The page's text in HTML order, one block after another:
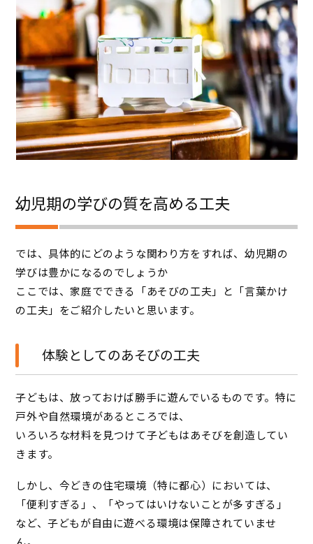
幼児期の学びの質を高める工夫
では、具体的にどのような関わり方をすれば、幼児期の
学びは豊かになるのでしょうか
ここでは、家庭でできる「あそびの工夫」と「言葉かけ
の工夫」をご紹介したいと思います。
体験としてのあそびの工夫
子どもは、放っておけば勝手に遊んでいるものです。特に
戸外や自然環境があるところでは、
いろいろな材料を見つけて子どもはあそびを創造してい
きます。
しかし、今どきの住宅環境（特に都心）においては、
「便利すぎる」、「やってはいけないことが多すぎる」
など、子どもが自由に遊べる環境は保障されていませ